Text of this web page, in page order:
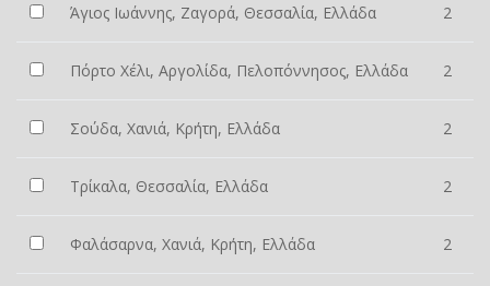
Άγιος Ιωάννης, Ζαγορά, Θεσσαλία, Ελλάδα 2
Πόρτο Χέλι, Αργολίδα, Πελοπόννησος, Ελλάδα 2
Σούδα, Χανιά, Κρήτη, Ελλάδα 2
Τρίκαλα, Θεσσαλία, Ελλάδα 2
Φαλάσαρνα, Χανιά, Κρήτη, Ελλάδα 2